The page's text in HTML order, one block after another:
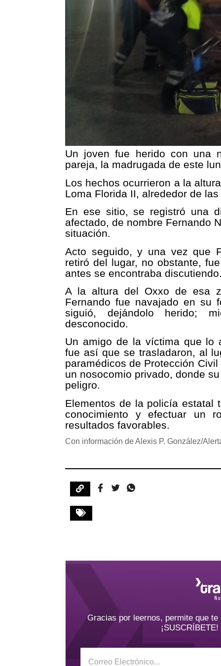
Un joven fue herido con una
pareja, la madrugada de este
Los hechos ocurrieron a la
Loma Florida II, alrededor de
En ese sitio, se registró una
afectado, de nombre Fernando
situación.
Acto seguido, y una vez que
retiró del lugar, no obstante,
antes se encontraba
A la altura del Oxxo de esa
Fernando fue navajado en su
siguió, dejándolo herido;
desconocido.
Un amigo de la víctima que lo
fue así que se trasladaron, al
paramédicos de Protección
un nosocomio privado, donde
peligro.
Elementos de la policía estatal
conocimiento y efectuar un
resultados favorables.
Con información de Alexis P. González/
Gracias por leernos, permite que